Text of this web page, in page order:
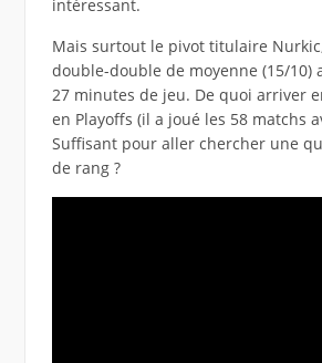
intéressant.
Mais surtout le pivot titulaire
double-double de moyenne (15/10)
27 minutes de jeu. De quoi arriver
en Playoffs (il a joué les 58 matchs
Suffisant pour aller chercher une
de rang ?